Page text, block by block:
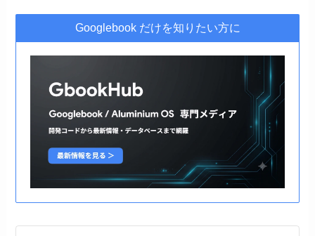
Googlebook だけを知りたい方に